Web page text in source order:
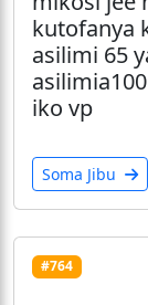
kutofanya
asilimi 65
iko vp
Soma Jibu
#764